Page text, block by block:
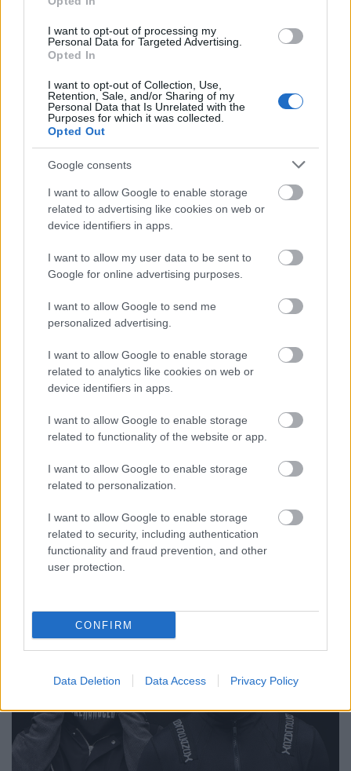
I want to opt-out of processing my
Personal Data for Targeted Advertising.
Opted In
I want to opt-out of Collection, Use,
Retention, Sale, and/or Sharing of my
Personal Data that Is Unrelated with the
Purposes for which it was collected.
Opted Out
Google consents
I want to allow Google to enable storage
related to advertising like cookies on web or
device identifiers in apps.
I want to allow my user data to be sent to
Google for online advertising purposes.
I want to allow Google to send me
personalized advertising.
I want to allow Google to enable storage
related to analytics like cookies on web or
device identifiers in apps.
I want to allow Google to enable storage
related to functionality of the website or app.
I want to allow Google to enable storage
related to personalization.
I want to allow Google to enable storage
related to security, including authentication
functionality and fraud prevention, and other
user protection.
CONFIRM
Data Deletion Data Access Privacy Policy
FRecorder•2026. augusztus 05.
Kedden első hazai klubkoncertjét adta a '90-es évek
legendás, behatárolhatatlan zenekara, a Primus,
akik annak idején a sokat látott MTV-nézőket ...
Belső átcsatornázás. Premex Solus:
Between Bridges (lemezkritika)
2026. augusztus 05.
Sejtelmes hangulatú, misztikus-rituális drone - de
kimozdítja. A Noise Sculptor - Hideg Roncs duó ...